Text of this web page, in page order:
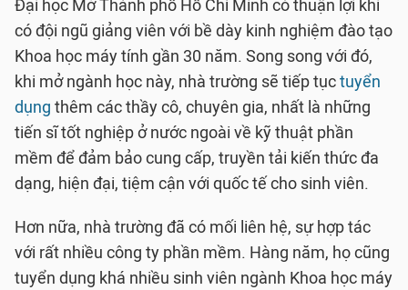
Đại học Mở Thành phố Hồ Chí Minh có thuận lợi khi
có đội ngũ giảng viên với bề dày kinh nghiệm đào tạo
Khoa học máy tính gần 30 năm. Song song với đó,
khi mở ngành học này, nhà trường sẽ tiếp tụctuyển
dụng thêm các thầy cô, chuyên gia, nhất là những
tiến sĩ tốt nghiệp ở nước ngoài về kỹ thuật phần
mềm để đảm bảo cung cấp, truyền tải kiến thức đa
dạng, hiện đại, tiệm cận với quốc tế cho sinh viên.
Hơn nữa, nhà trường đã có mối liên hệ, sự hợp tác
với rất nhiều công ty phần mềm. Hàng năm, họ cũng
tuyển dụng khá nhiều sinh viên ngành Khoa học máy